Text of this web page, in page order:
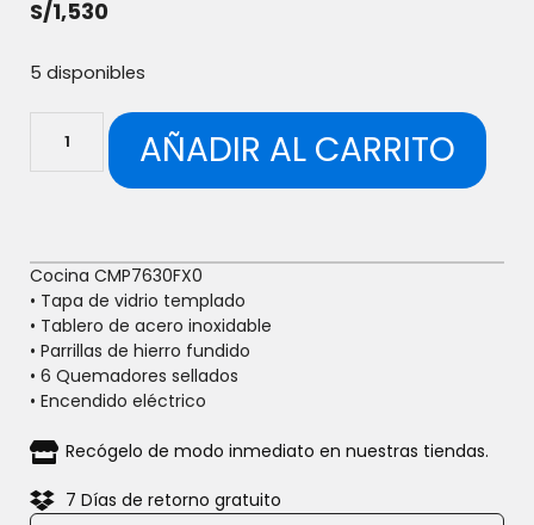
S/1,530
5 disponibles
AÑADIR AL CARRITO
Cocina CMP7630FX0
• Tapa de vidrio templado
• Tablero de acero inoxidable
• Parrillas de hierro fundido
• 6 Quemadores sellados
• Encendido eléctrico
Recógelo de modo inmediato en nuestras tiendas.
7 Días de retorno gratuito